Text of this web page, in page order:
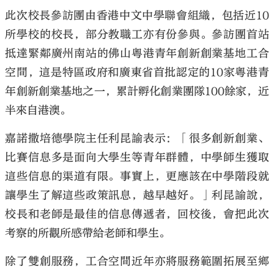
此次校長參訪團由香港中文中學聯會組織，包括近10
所學校的校長，部分教職工亦有份參與。參訪團首站
抵達緊鄰廣州南站的佛山粵港青年創新創業基地工合
空間，這是特區政府和廣東省首批認定的10家粵港青
年創新創業基地之一，累計孵化創業團隊100餘家，近
半來自港澳。
嘉諾撒培德學院主任利昆諭表示：「很多創新創業、
比賽信息多是面向大學生等青年群體，中學師生獲取
這些信息的渠道有限。事實上，更應該在中學階段就
讓學生了解這些政策訊息，越早越好。」利昆諭說，
校長和老師是最佳的信息傳遞者，回校後，會把此次
考察的所觀所感帶給老師和學生。
除了雙創服務，工合空間近年亦將服務範圍拓展至鄉